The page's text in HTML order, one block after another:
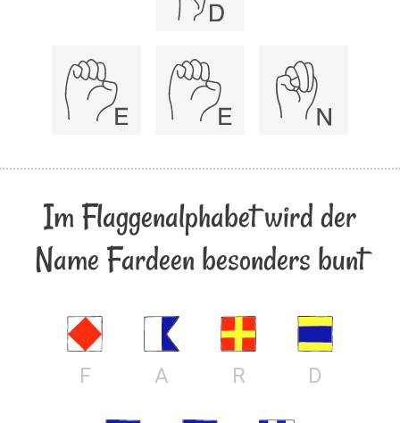
Im Flaggenalphabet wird der
Name Fardeen besonders bunt
F A R D